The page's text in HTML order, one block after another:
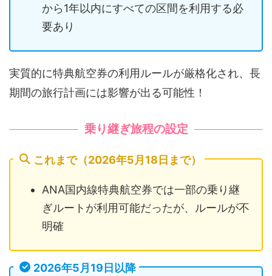
から1年以内にすべての区間を利用する必
要あり
実質的に特典航空券の利用ルールが厳格化され、長
期間の旅行計画には影響が出る可能性！
乗り継ぎ旅程の設定
これまで（2026年5月18日まで）
ANA国内線特典航空券では一部の乗り継
ぎルートが利用可能だったが、ルールが不
明確
2026年5月19日以降